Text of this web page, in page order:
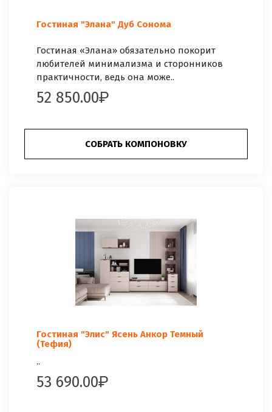
Гостиная "Элана" Дуб Сонома
Гостиная «Элана» обязательно покорит
любителей минимализма и сторонников
практичности, ведь она може..
52 850.00
СОБРАТЬ КОМПОНОВКУ
Гостиная "Элис" Ясень Анкор Темный
(Тефия)
..
53 690.00